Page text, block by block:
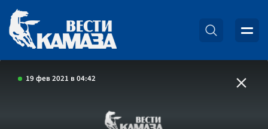
19 фев 2021 в 04:42